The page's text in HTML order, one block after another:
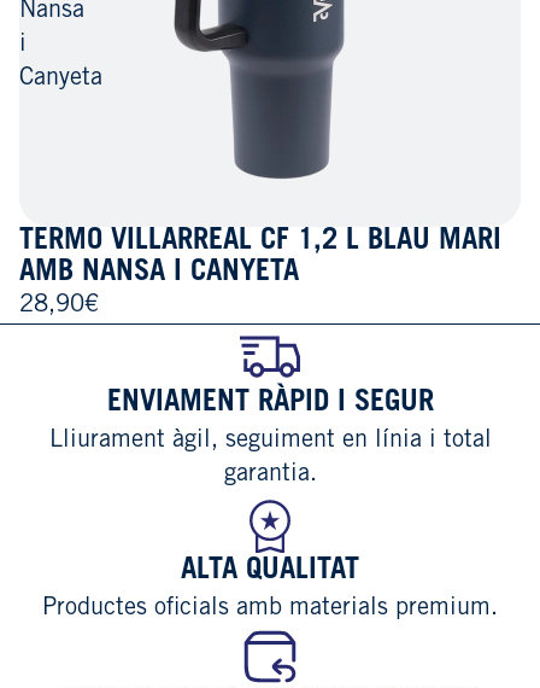
Nansa
i
Canyeta
TERMO VILLARREAL CF 1,2 L BLAU MARÍ
AMB NANSA I CANYETA
28,90€
ENVIAMENT RÀPID I SEGUR
Lliurament àgil, seguiment en línia i total
garantia.
ALTA QUALITAT
Productes oficials amb materials premium.